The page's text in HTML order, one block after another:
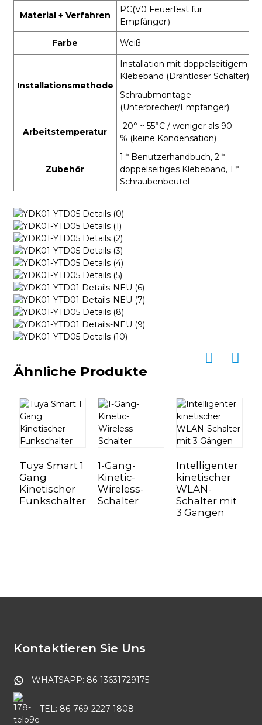
Material + Verfahren
PC(V0 Feuerfest für
Empfänger）
Farbe
Weiß
Installationsmethode
Installation mit doppelseitigem
Klebeband (Drahtloser Schalter)
Schraubmontage
(Unterbrecher/Empfänger)
Arbeitstemperatur
-20° ~ 55°C / weniger als 90
% (keine Kondensation)
Zubehör
1 * Benutzerhandbuch, 2 *
doppelseitiges Klebeband, 1 *
Schraubenbeutel
Ähnliche Produkte
Tuya Smart 1
Gang
Kinetischer
Funkschalter
1-Gang-
Kinetic-
Wireless-
Schalter
Intelligenter
kinetischer
WLAN-
Schalter mit
3 Gängen
Kontaktieren Sie Uns
WHATSAPP: 86-13631729175
TEL: 86-769-2227-1808